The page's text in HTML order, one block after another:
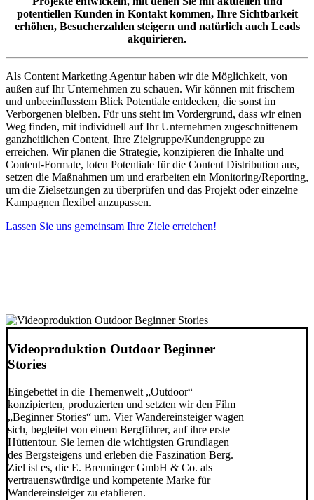
potentiellen Kunden in Kontakt kommen, Ihre Sichtbarkeit
erhöhen, Besucherzahlen steigern und natürlich auch Leads
akquirieren.
Als Content Marketing Agentur haben wir die Möglichkeit, von
außen auf Ihr Unternehmen zu schauen. Wir können mit frischem
und unbeeinflusstem Blick Potentiale entdecken, die sonst im
Verborgenen bleiben. Für uns steht im Vordergrund, dass wir einen
Weg finden, mit individuell auf Ihr Unternehmen zugeschnittenem
ganzheitlichen Content, Ihre Zielgruppe/Kundengruppe zu
erreichen. Wir planen die Strategie, konzipieren die Inhalte und
Content-Formate, loten Potentiale für die Content Distribution aus,
setzen die Maßnahmen um und erarbeiten ein Monitoring/Reporting,
um die Zielsetzungen zu überprüfen und das Projekt oder einzelne
Kampagnen flexibel anzupassen.
Lassen Sie uns gemeinsam Ihre Ziele erreichen!
Videoproduktion Outdoor Beginner
Stories
Eingebettet in die Themenwelt „Outdoor“
konzipierten, produzierten und setzten wir den Film
„Beginner Stories“ um. Vier Wandereinsteiger wagen
sich, begleitet von einem Bergführer, auf ihre erste
Hüttentour. Sie lernen die wichtigsten Grundlagen
des Bergsteigens und erleben die Faszination Berg.
Ziel ist es, die E. Breuninger GmbH & Co. als
vertrauenswürdige und kompetente Marke für
Wandereinsteiger zu etablieren.